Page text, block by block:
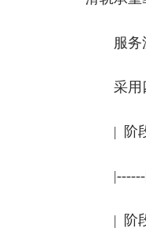
服务
采用四
| 阶段
|------
| 阶段